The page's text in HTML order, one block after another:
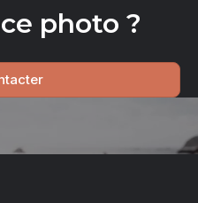
photo ?